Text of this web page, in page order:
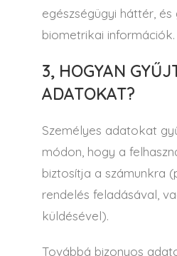
egészségügyi háttér,
biometrikai információk.
3, HOGYAN
ADATOKAT?
Személyes adatokat
módon, hogy a
biztosítja a számunkra
rendelés feladásával,
küldésével).
Továbbá bizonyos